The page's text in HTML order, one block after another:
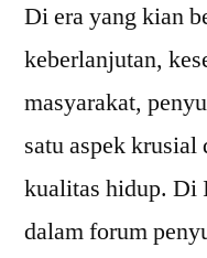
Di era yang kian
keberlanjutan,
masyarakat,
satu aspek
kualitas hidup. Di
dalam forum